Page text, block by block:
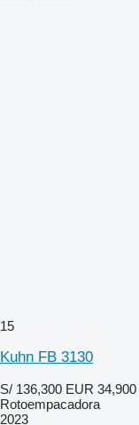
15
Kuhn FB 3130
S/ 136,300 EUR 34,900
Rotoempacadora
2023